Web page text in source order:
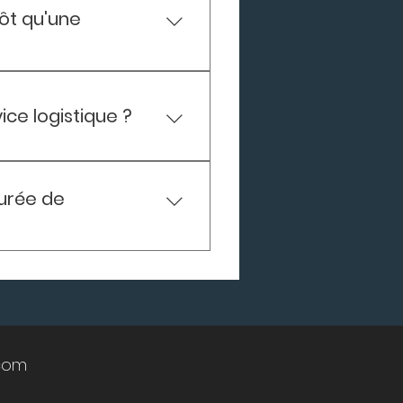
qu'une
rues étroites et de la
en charge
logistique ?
: Dans les
Pierre-d'Irube. Dans
de
les gestionnaires